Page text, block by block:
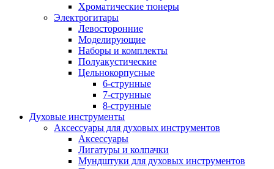
Хроматические тюнеры
Электрогитары
Левосторонние
Моделирующие
Наборы и комплекты
Полуакустические
Цельнокорпусные
6-струнные
7-струнные
8-струнные
Духовые инструменты
Аксессуары для духовых инструментов
Аксессуары
Лигатуры и колпачки
Мундштуки для духовых инструментов